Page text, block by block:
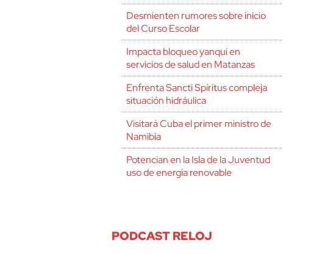
Desmienten rumores sobre inicio
del Curso Escolar
Impacta bloqueo yanqui en
servicios de salud en Matanzas
Enfrenta Sancti Spíritus compleja
situación hidráulica
Visitará Cuba el primer ministro de
Namibia
Potencian en la Isla de la Juventud
uso de energía renovable
PODCAST RELOJ